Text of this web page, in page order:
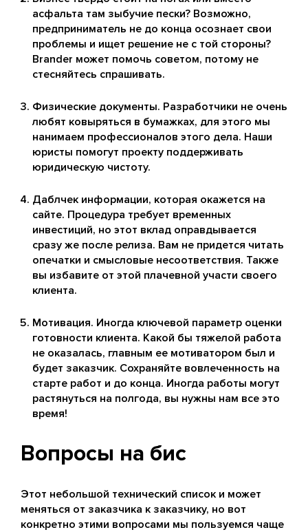
асфальта там зыбучие пески? Возможно,
предприниматель не до конца осознает свои
проблемы и ищет решение не с той стороны?
Brander может помочь советом, потому не
стесняйтесь спрашивать.
Физические документы. Разработчики не очень
любят ковыряться в бумажках, для этого мы
нанимаем профессионалов этого дела. Наши
юристы помогут проекту поддерживать
юридическую чистоту.
Даблчек информации, которая окажется на
сайте. Процедура требует временных
инвестиций, но этот вклад оправдывается
сразу же после релиза. Вам не придется читать
опечатки и смысловые несоответствия. Также
вы избавите от этой плачевной участи своего
клиента.
Мотивация. Иногда ключевой параметр оценки
готовности клиента. Какой бы тяжелой работа
не оказалась, главным ее мотиватором был и
будет заказчик. Сохраняйте вовлеченность на
старте работ и до конца. Иногда работы могут
растянуться на полгода, вы нужны нам все это
время!
Вопросы на бис
Этот небольшой технический список и может
меняться от заказчика к заказчику, но вот
конкретно этими вопросами мы пользуемся чаще